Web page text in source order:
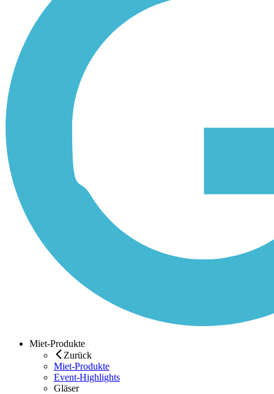
Miet-Produkte
Zurück
Miet-Produkte
Event-Highlights
Gläser